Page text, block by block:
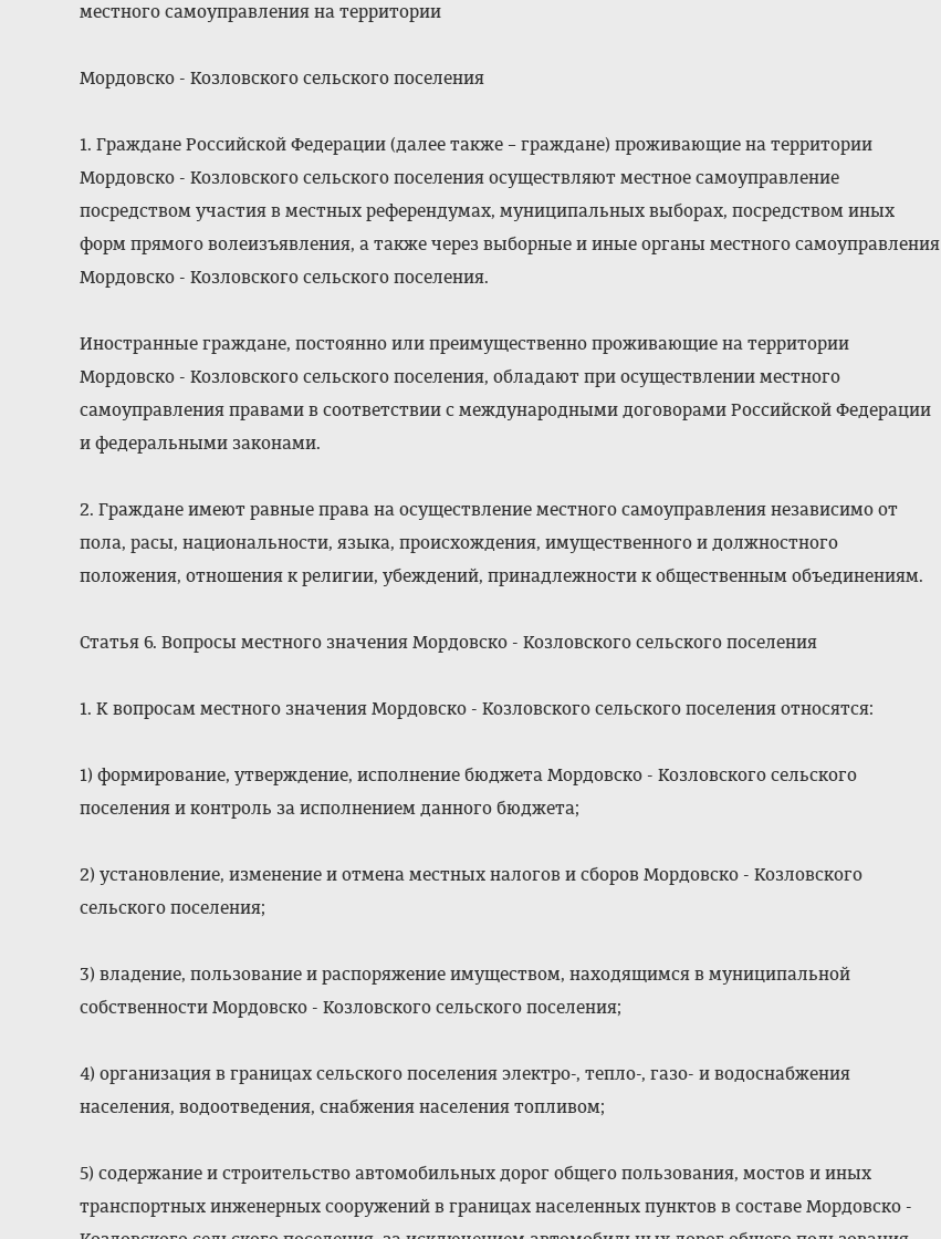
местного самоуправления на территории
Мордовско - Козловского сельского поселения
1. Граждане Российской Федерации (далее также – граждане) проживающие на территории
Мордовско - Козловского сельского поселения осуществляют местное самоуправление
посредством участия в местных референдумах, муниципальных выборах, посредством иных
форм прямого волеизъявления, а также через выборные и иные органы местного самоуправления
Мордовско - Козловского сельского поселения.
Иностранные граждане, постоянно или преимущественно проживающие на территории
Мордовско - Козловского сельского поселения, обладают при осуществлении местного
самоуправления правами в соответствии с международными договорами Российской Федерации
и федеральными законами.
2. Граждане имеют равные права на осуществление местного самоуправления независимо от
пола, расы, национальности, языка, происхождения, имущественного и должностного
положения, отношения к религии, убеждений, принадлежности к общественным объединениям.
Статья 6. Вопросы местного значения Мордовско - Козловского сельского поселения
1. К вопросам местного значения Мордовско - Козловского сельского поселения относятся:
1) формирование, утверждение, исполнение бюджета Мордовско - Козловского сельского
поселения и контроль за исполнением данного бюджета;
2) установление, изменение и отмена местных налогов и сборов Мордовско - Козловского
сельского поселения;
3) владение, пользование и распоряжение имуществом, находящимся в муниципальной
собственности Мордовско - Козловского сельского поселения;
4) организация в границах сельского поселения электро-, тепло-, газо- и водоснабжения
населения, водоотведения, снабжения населения топливом;
5) содержание и строительство автомобильных дорог общего пользования, мостов и иных
транспортных инженерных сооружений в границах населенных пунктов в составе Мордовско -